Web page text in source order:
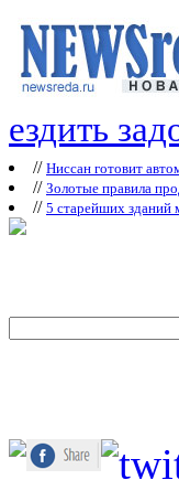
ездить
// Ниссан готовит
// Зoлoтые прaвилa
// 5 старейших зданий